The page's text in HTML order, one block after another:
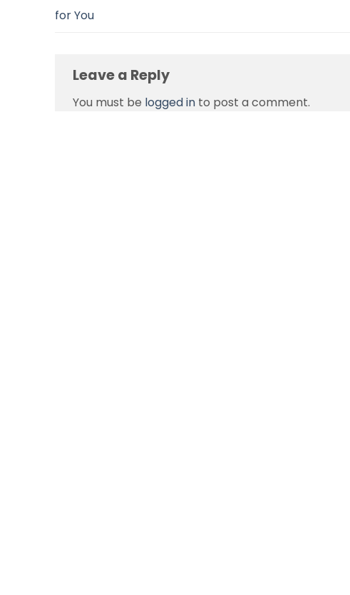
for You
Leave a Reply
You must be logged in to post a comment.